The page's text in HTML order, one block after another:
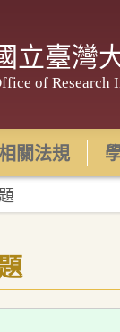
立臺灣
of Research
關法規